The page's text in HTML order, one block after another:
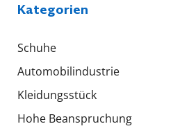
Kategorien
Schuhe
Automobilindustrie
Kleidungsstück
Hohe Beanspruchung